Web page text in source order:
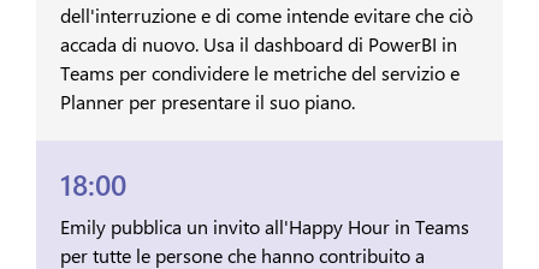
dell'interruzione e di come intende evitare che ciò
accada di nuovo. Usa il dashboard di PowerBI in
Teams per condividere le metriche del servizio e
Planner per presentare il suo piano.
18:00
Emily pubblica un invito all'Happy Hour in Teams
per tutte le persone che hanno contribuito a